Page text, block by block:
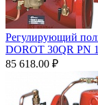
Регулирующий
DOROT 30QR PN
85 618.00 ₽